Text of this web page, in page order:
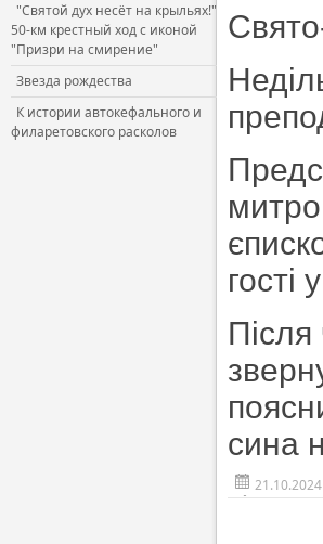
"Святой дух несёт на крыльях!"
50-км крестный ход с иконой
"Призри на смирение"
Звезда рождества
К истории автокефального и
филаретовского расколов
гості
сина
21.10.2024